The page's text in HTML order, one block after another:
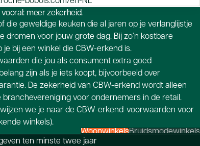
meer zekerheid.
geweldige keuken die al jaren op je verlanglijstje
voor jouw grote dag. Bij zo’n kostbare
bij een winkel die CBW-erkend is.
die jou als consument extra goed
zijn als je iets koopt, bijvoorbeeld over
De zekerheid van CBW-erkend wordt alleen
voor ondernemers in de retail.
we je naar de CBW-erkend-voorwaarden voor
winkels).
WoonwinkelsBruidsmodewinkels
ten minste twee jaar